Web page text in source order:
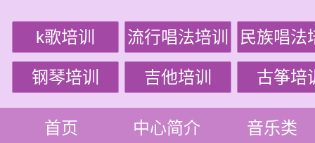
k歌培训 流行唱法培训 民族唱法
钢琴培训 吉他培训 古筝培
首页 中心简介 音乐类